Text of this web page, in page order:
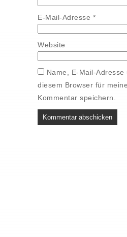
E-Mail-Adresse *
Website
Name, E-Mail-Adresse
diesem Browser für
Kommentar speichern.